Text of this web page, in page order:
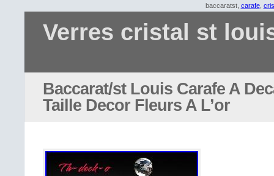
baccaratst, carafe,
Verres cristal st
Baccarat/st Louis Carafe A
Taille Decor Fleurs A L’or